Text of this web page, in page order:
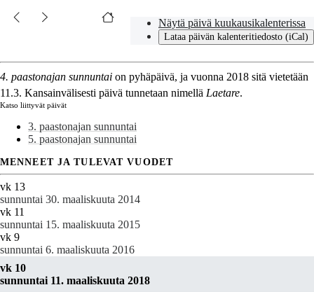
Näytä päivä kuukausikalenterissa
Lataa päivän kalenteritiedosto (iCal)
4. paastonajan sunnuntai on pyhäpäivä, ja vuonna 2018 sitä vietetään
11.3. Kansainvälisesti päivä tunnetaan nimellä Laetare.
Katso liittyvät päivät
3. paastonajan sunnuntai
5. paastonajan sunnuntai
MENNEET JA TULEVAT VUODET
vk 13
sunnuntai 30. maaliskuuta 2014
vk 11
sunnuntai 15. maaliskuuta 2015
vk 9
sunnuntai 6. maaliskuuta 2016
vk 10
sunnuntai 11. maaliskuuta 2018